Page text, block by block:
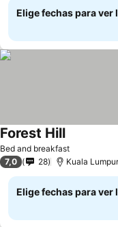
Elige fechas para
Bed and breakfast
Forest HillVer precios
7,0 28 Kuala
Elige fechas para